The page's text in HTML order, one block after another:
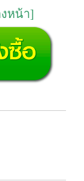
หน้า]